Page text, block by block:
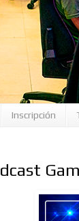
Inscripción